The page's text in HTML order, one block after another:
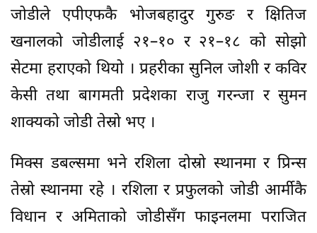
जोडीले एपीएफकै भोजबहादुर गुरुङ र क्षितिज
खनालको जोडीलाई २१–१० र २१–१८ को सोझो
सेटमा हराएको थियो । प्रहरीका सुनिल जोशी र कविर
केसी तथा बागमती प्रदेशका राजु गरन्जा र सुमन
शाक्यको जोडी तेस्रो भए ।
मिक्स डबल्समा भने रशिला दोस्रो स्थानमा र प्रिन्स
तेस्रो स्थानमा रहे । रशिला र प्रफुलको जोडी आर्मीकै
विधान र अमिताको जोडीसँग फाइनलमा पराजित